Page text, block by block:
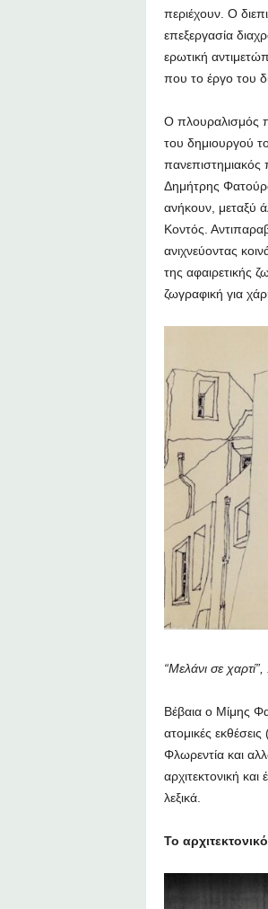
περιέχουν. Ο
επεξεργασία
ερωτική
που το έργο του
Ο πλουραλισμός
του δημιουργού
πανεπιστημιακός
Δημήτρης
ανήκουν, μεταξύ
Κοντός.
ανιχνεύοντας
της αφαιρετικής
ζωγραφική για
“Μελάνι σε
Βέβαια ο Μίμης
ατομικές
Φλωρεντία και
αρχιτεκτονική
λεξικά.
Το